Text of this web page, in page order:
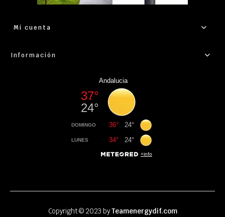
Mi cuenta
Información
Copyright © 2023 byTeamenergydif.com